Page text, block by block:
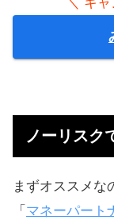
ノーリスク
まずオススメな
「 マネーパート